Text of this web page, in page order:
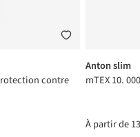
contre
Anton slim
mTEX 10.
À partir de